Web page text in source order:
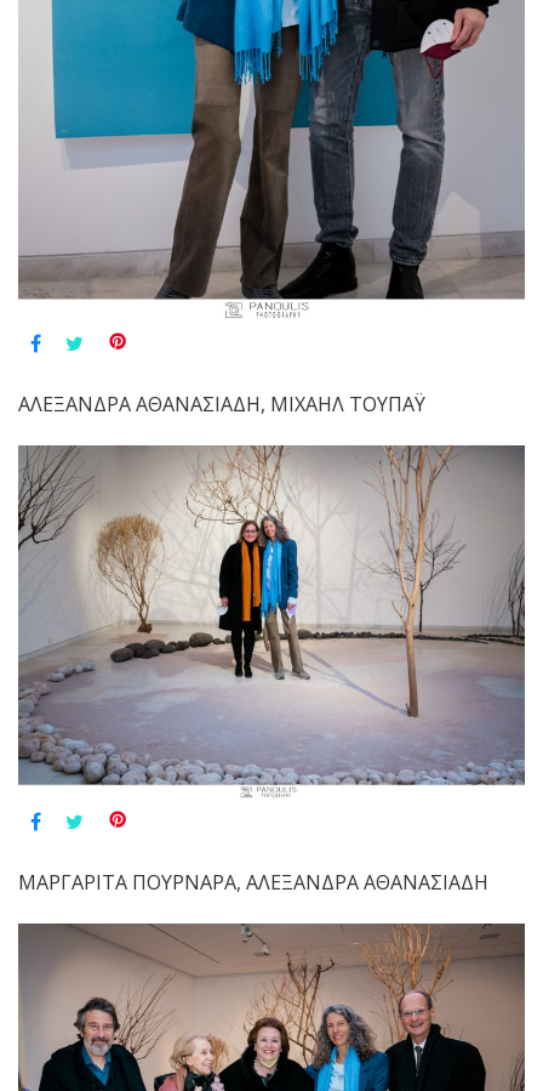
ΑΛΕΞΑΝΔΡΑ ΑΘΑΝΑΣΙΑΔΗ, ΜΙΧΑΗΛ ΤΟΥΠΑΫ
ΜΑΡΓΑΡΙΤΑ ΠΟΥΡΝΑΡΑ, ΑΛΕΞΑΝΔΡΑ ΑΘΑΝΑΣΙΑΔΗ